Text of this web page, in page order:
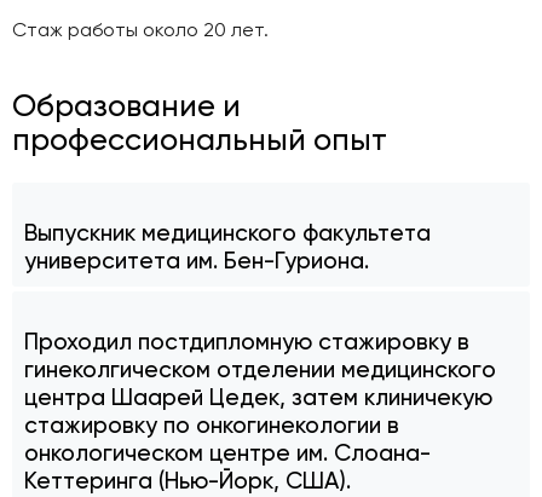
Стаж работы около 20 лет.
Образование и
профессиональный опыт
Выпускник медицинского факультета
университета им. Бен-Гуриона.
Проходил постдипломную стажировку в
гинеколгическом отделении медицинского
центра Шаарей Цедек, затем клиничекую
стажировку по онкогинекологии в
онкологическом центре им. Слоана-
Кеттеринга (Нью-Йорк, США).